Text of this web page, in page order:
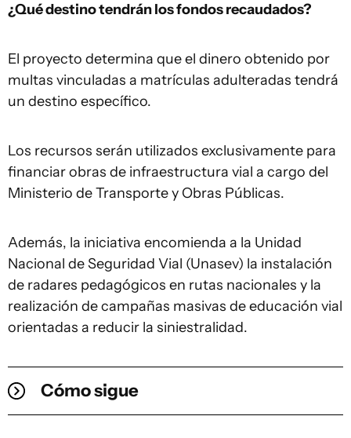
¿Qué destino tendrán los fondos recaudados?
El proyecto determina que el dinero obtenido por
multas vinculadas a matrículas adulteradas tendrá
un destino específico.
Los recursos serán utilizados exclusivamente para
financiar obras de infraestructura vial a cargo del
Ministerio de Transporte y Obras Públicas.
Además, la iniciativa encomienda a la Unidad
Nacional de Seguridad Vial (Unasev) la instalación
de radares pedagógicos en rutas nacionales y la
realización de campañas masivas de educación vial
orientadas a reducir la siniestralidad.
Cómo sigue